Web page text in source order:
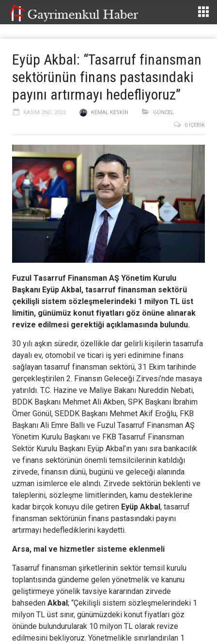
Eyüp Akbal: “Tasarruf finansman
sektörünün finans pastasındaki
payını artırmayı hedefliyoruz”
KASIM 2ND, 2022 KEMAL KESKIN
GÜNCEL
0 İÇERIK
Fuzul Tasarruf Finansman AŞ Yönetim Kurulu
Başkanı Eyüp Akbal, tasarruf finansman sektörü
çekilişli sistem sözleşmelerindeki 1 milyon TL üst
limitin, günümüz konut fiyatları göz önüne alınarak
revize edilmesi gerektiği açıklamasında bulundu.
30 yılı aşkın süredir, özellikle dar gelirli kişilerin tasarrufa
dayalı ev, otomobil ve ticari iş yeri edinimine finans
sağlayan tasarruf finansman sektörü, 31 Ekim tarihinde
gerçekleştirilen 2. Finansın Geleceği Zirvesi’nde masaya
yatırıldı. T.C. Hazine ve Maliye Bakanı Nureddin Nebati,
BDDK Başkanı Mehmet Ali Akben, SPK Başkanı İbrahim
Ömer Gönül, SEDDK Başkanı Mehmet Akif Eroğlu, FKB
Başkanı Ali Emre Ballı ve Fuzul Tasarruf Finansman AŞ
Yönetim Kurulu Başkanı ve FKB Tasarruf Finansman
Sektör Kurulu Başkanı Eyüp Akbal’ın yanı sıra bankacılık
ve finans sektörünün önemli temsilcilerinin katıldığı
zirvede, finansın dünü, bugünü ve geleceği alanında
uzman isimlerce ele alındı. Zirvede sektörün beklenti ve
taleplerini, sözleşme limitlerinden, kamu desteklerine
kadar birçok konuyu dile getiren Eyüp Akbal, tasarruf
finansman sektörünün finans pastasındaki payını
artırmayı hedeflediklerini kaydetti.
Arsa, mal ve hizmetler sisteme eklenmeli
Tasarruf finansman şirketlerinin sektör temsil kurulu
toplantısında gündeme gelen yönetmelik ve kanunu
geliştirmeye yönelik tavsiye kararından zirvede
bahseden Akbal; “Çekilişli sistem sözleşmelerindeki 1
milyon TL üst sınır, günümüzdeki konut fiyatları göz
önünde bulundurularak 10 milyon TL olarak revize
edilmesini bekliyoruz. Yönetmelikle sınırlandırılan 1